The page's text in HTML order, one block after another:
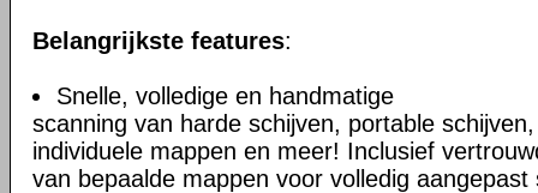
Belangrijkste features:
Snelle, volledige en handmatige
scanning van harde schijven, portable
individuele mappen en meer! Inclusief
van bepaalde mappen voor volledig aangepast